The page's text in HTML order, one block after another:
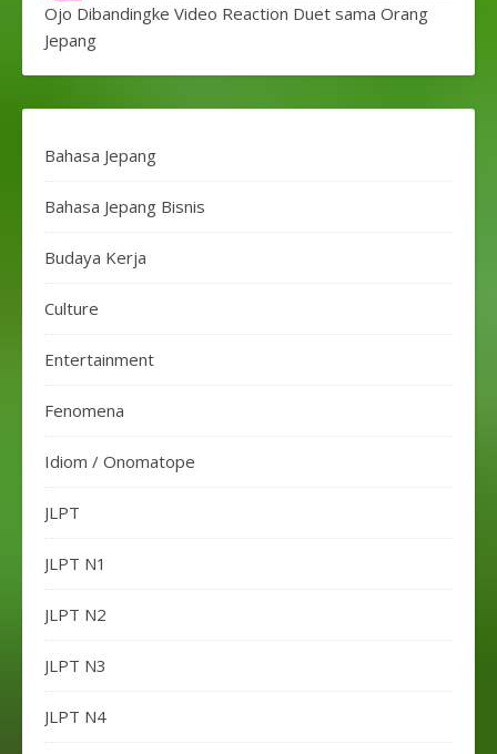
Ojo Dibandingke Video Reaction Duet sama Orang
Jepang
Bahasa Jepang
Bahasa Jepang Bisnis
Budaya Kerja
Culture
Entertainment
Fenomena
Idiom / Onomatope
JLPT
JLPT N1
JLPT N2
JLPT N3
JLPT N4